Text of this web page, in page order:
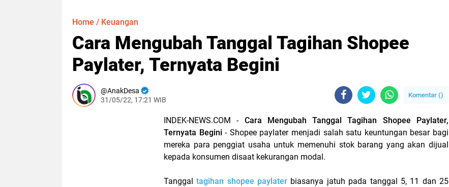
Home / Keuangan
Cara Mengubah Tanggal Tagihan Shopee
Paylater, Ternyata Begini
AnakDesa
31/05/22, 17:21 WIB
Komentar ()
INDEK-NEWS.COM - Cara Mengubah Tanggal Tagihan Shopee Paylater,
Ternyata Begini - Shopee paylater menjadi salah satu keuntungan besar bagi
mereka para penggiat usaha untuk memenuhi stok barang yang akan dijual
kepada konsumen disaat kekurangan modal.
Tanggaltagihan shopee paylater biasanya jatuh pada tanggal 5, 11 dan 25